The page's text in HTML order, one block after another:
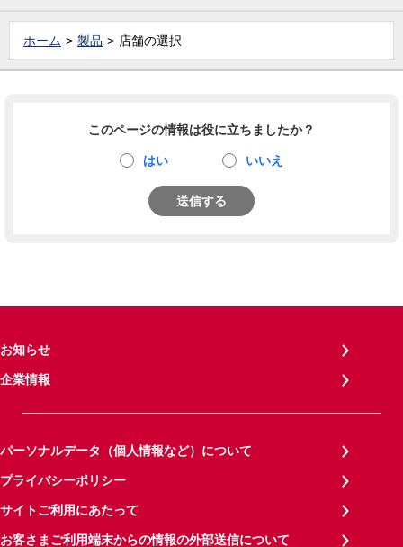
ホーム 製品 店舗の選択
このページの情報は役に立ちましたか？
はい いいえ
送信する
お知らせ
企業情報
パーソナルデータ（個人情報など）について
プライバシーポリシー
サイトご利用にあたって
お客さまご利用端末からの情報の外部送信について